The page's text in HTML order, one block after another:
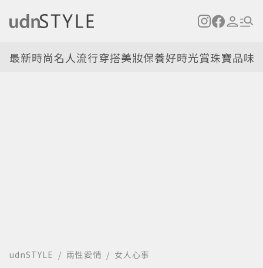
最新時尚名人流行穿搭美妝保養好時光賞珠寶品味
udnSTYLE 兩性愛情 女人心事